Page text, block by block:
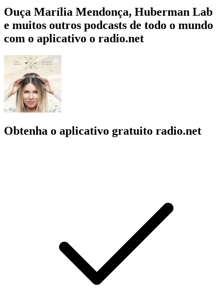
Ouça Marília Mendonça, Huberman Lab
e muitos outros podcasts de todo o mundo
com o aplicativo o radio.net
Obtenha o aplicativo gratuito radio.net